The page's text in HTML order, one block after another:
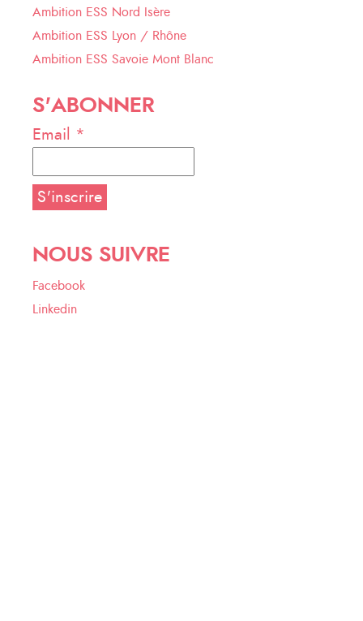
Ambition ESS Nord Isère
Ambition ESS Lyon / Rhône
Ambition ESS Savoie Mont Blanc
S'ABONNER
Email *
NOUS SUIVRE
Facebook
Linkedin